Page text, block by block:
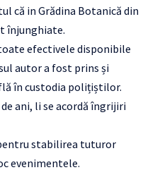
că in Grădina Botanică din
înjunghiate.
efectivele disponibile
autor a fost prins și
în custodia polițiștilor.
ani, li se acordă îngrijiri
stabilirea tuturor
evenimentele.